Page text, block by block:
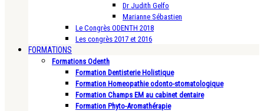
Dr Judith Gelfo
Marianne Sébastien
Le Congrès ODENTH 2018
Les congrès 2017 et 2016
FORMATIONS
Formations Odenth
Formation Dentisterie Holistique
Formation Homeopathie odonto-stomatologique
Formation Champs EM au cabinet dentaire
Formation Phyto-Aromathérapie